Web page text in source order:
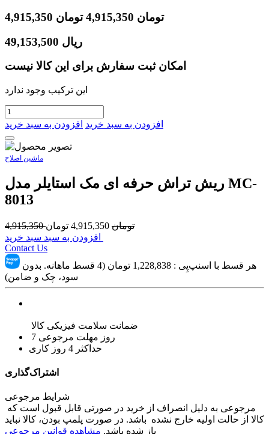
4,915,350 تومان 4,915,350تومان
49,153,500 ریال
امکان ثبت سفارش برای این کالا نیست
این ترکیب وجود ندارد
افزودن به سبد خرید افزودن به سبد خرید
ماشین اصلاح
ریش تراش حرفه ای مک استایلر مدل MC-
8013
4,915,350 تومان 4,915,350 تومان
Contact Us
هر قسط با اسنپ‌پِی : 1,228,838
تومان (4 قسط ماهانه. بدون
سود، چک و ضامن)
ضمانت سلامت فیزیکی کالا
7 روز مهلت مرجوعی
حداکثر 4 روز کاری
اشتراک‌گذاری
شرایط مرجوعی
کالا از حالت اولیه خارج نشده باشد. در صورت پلمپ بودن، کالا نباید
باز شده باشد. مشاهده قوانین مرجوعی